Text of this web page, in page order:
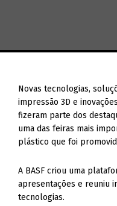
Novas tecnologias,
impressão 3D e
fizeram parte dos
uma das feiras mais
plástico que foi
A BASF criou uma
apresentações e reuniu
tecnologias.